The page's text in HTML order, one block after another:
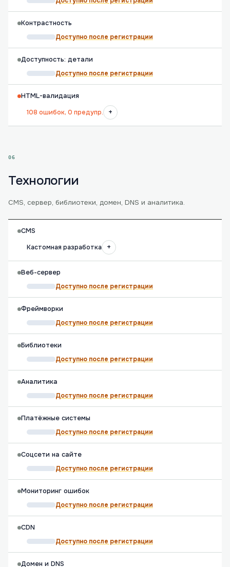
Контрастность
Доступно после регистрации
Доступность: детали
Доступно после регистрации
HTML-валидация
108 ошибок, 0 предупр.
+
06
Технологии
CMS, сервер, библиотеки, домен, DNS и аналитика.
CMS
Кастомная разработка
+
Веб-сервер
Доступно после регистрации
Фреймворки
Доступно после регистрации
Библиотеки
Доступно после регистрации
Аналитика
Доступно после регистрации
Платёжные системы
Доступно после регистрации
Соцсети на сайте
Доступно после регистрации
Мониторинг ошибок
Доступно после регистрации
CDN
Доступно после регистрации
Домен и DNS